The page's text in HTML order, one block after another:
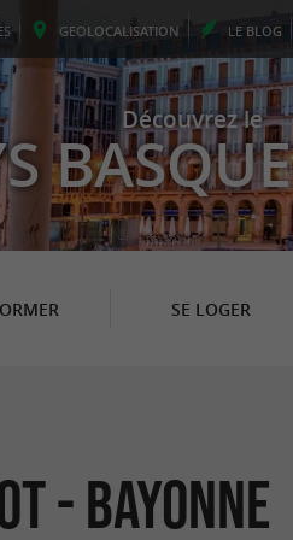
GEOLOCALISATION LE BLOG
Découvrez le
BASQUE
SE LOGER
- Bayonne